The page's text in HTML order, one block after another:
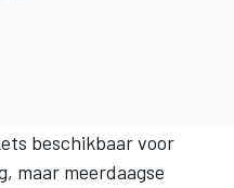
beschikbaar voor
maar meerdaagse